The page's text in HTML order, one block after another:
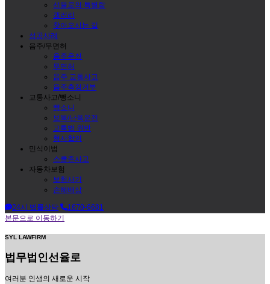
선율로의 특별함
갤러리
찾아오시는 길
성공사례
음주/무면허
음주운전
무면허
음주 교통사고
음주측정거부
교통사고/뺑소니
뺑소니
보복/난폭운전
교특법 위반
형사합의
민식이법
스쿨존사고
자동차보험
보험사기
손해배상
24시 법률상담
1670-6681
본문으로 이동하기
SYL LAWFIRM
법무법인선율로
여러분 인생의 새로운 시작